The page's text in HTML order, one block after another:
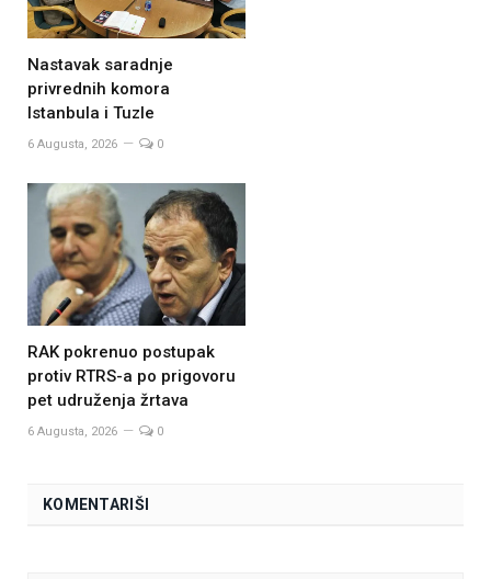
Nastavak saradnje
privrednih komora
Istanbula i Tuzle
6 Augusta, 2026 0
RAK pokrenuo postupak
protiv RTRS-a po prigovoru
pet udruženja žrtava
6 Augusta, 2026 0
KOMENTARIŠI